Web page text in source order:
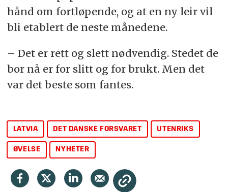
hånd om fortløpende, og at en ny leir vil
bli etablert de neste månedene.
– Det er rett og slett nødvendig. Stedet de
bor nå er for slitt og for brukt. Men det
var det beste som fantes.
LATVIA DET DANSKE FORSVARET UTENRIKS
ØVELSE NYHETER